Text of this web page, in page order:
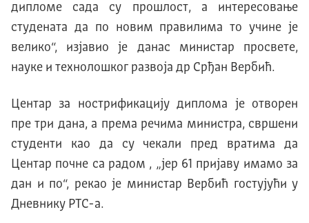
дипломе сада су прошлост, a интересовање
студената да по новим правилима то учине је
велико“, изјавио је данас министар просвете,
науке и технолошког развоја др Срђан Вербић.
Центар за нострификацију диплома је отворен
пре три дана, а према речима министра, свршени
студенти као да су чекали пред вратима да
Центар почне са радом , „јер 61 пријаву имамо за
дан и по“, рекао је министар Вербић гостујући у
Дневнику РТС-а.